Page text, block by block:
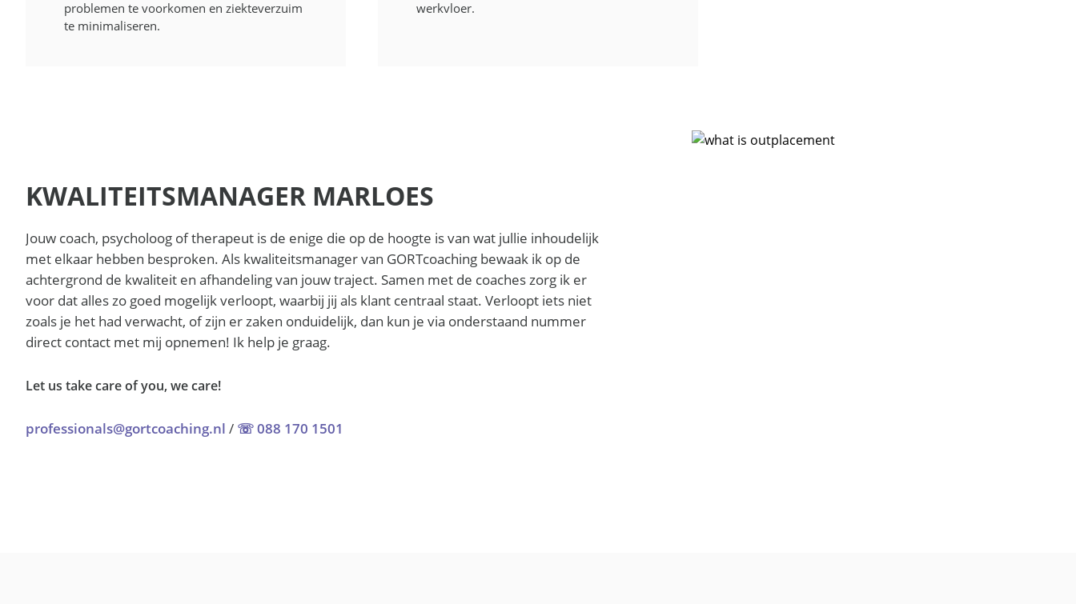
problemen te voorkomen en ziekteverzuim
te minimaliseren.
werkvloer.
KWALITEITSMANAGER MARLOES
Jouw coach, psycholoog of therapeut is de enige die op de hoogte is van wat jullie inhoudelijk
met elkaar hebben besproken. Als kwaliteitsmanager van GORTcoaching bewaak ik op de
achtergrond de kwaliteit en afhandeling van jouw traject. Samen met de coaches zorg ik er
voor dat alles zo goed mogelijk verloopt, waarbij jij als klant centraal staat. Verloopt iets niet
zoals je het had verwacht, of zijn er zaken onduidelijk, dan kun je via onderstaand nummer
direct contact met mij opnemen! Ik help je graag.
Let us take care of you, we care!
professionals@gortcoaching.nl / ☏ 088 170 1501